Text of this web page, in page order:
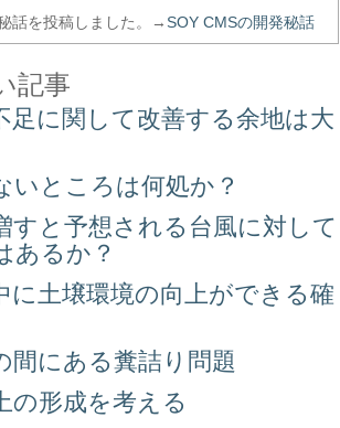
話を投稿しました。→SOY CMSの開発秘話
記事
足に関して改善する余地は大
いところは何処か？
すと予想される台風に対して
あるか？
に土壌環境の向上ができる確
間にある糞詰り問題
の形成を考える